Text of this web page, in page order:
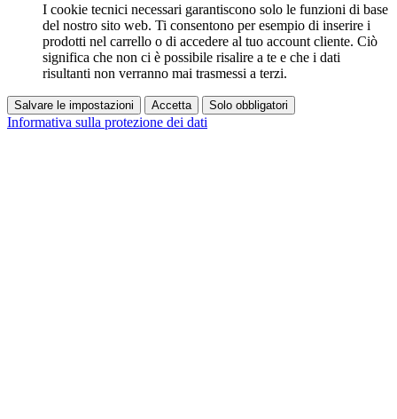
I cookie tecnici necessari garantiscono solo le funzioni di base
del nostro sito web. Ti consentono per esempio di inserire i
prodotti nel carrello o di accedere al tuo account cliente. Ciò
significa che non ci è possibile risalire a te e che i dati
risultanti non verranno mai trasmessi a terzi.
Salvare le impostazioni Accetta Solo obbligatori
Informativa sulla protezione dei dati